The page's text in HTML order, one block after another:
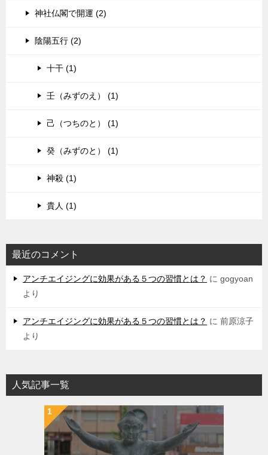
神社仏閣で開運 (2)
陰陽五行 (2)
十干 (1)
壬（みずのえ） (1)
己（つちのと） (1)
癸（みずのと） (1)
神殺 (1)
貴人 (1)
最近のコメント
アンチエイジングに効果がある５つの習慣とは？ に gogyoan
より
アンチエイジングに効果がある５つの習慣とは？ に 前原涼子
より
人気記事一覧